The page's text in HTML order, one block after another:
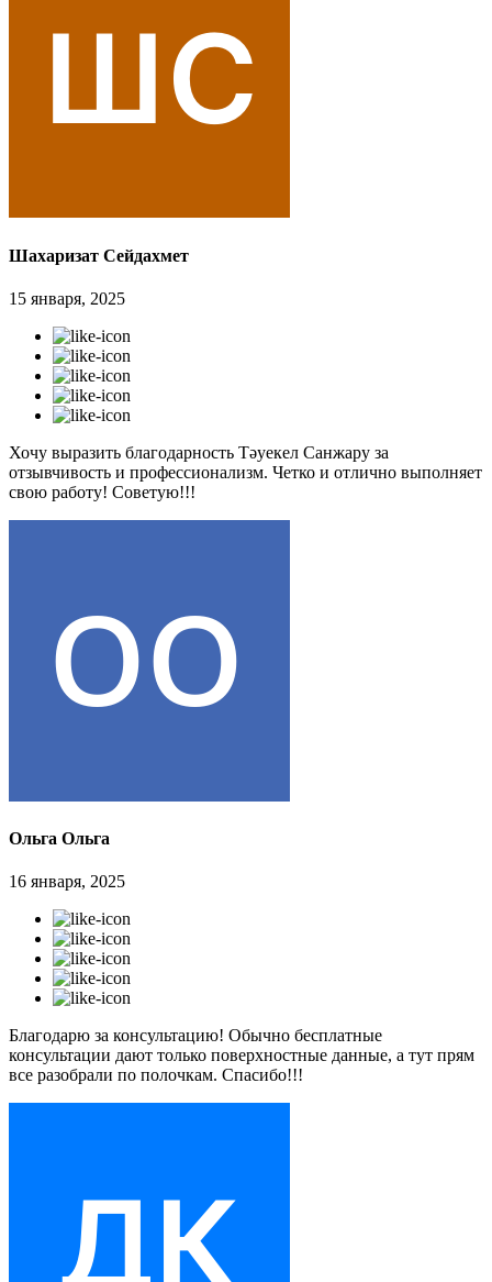
Шахаризат Сейдахмет
15 января, 2025
Хочу выразить благодарность Тәуекел Санжару за
отзывчивость и профессионализм. Четко и отлично выполняет
свою работу! Советую!!!
Ольга Ольга
16 января, 2025
Благодарю за консультацию! Обычно бесплатные
консультации дают только поверхностные данные, а тут прям
все разобрали по полочкам. Спасибо!!!